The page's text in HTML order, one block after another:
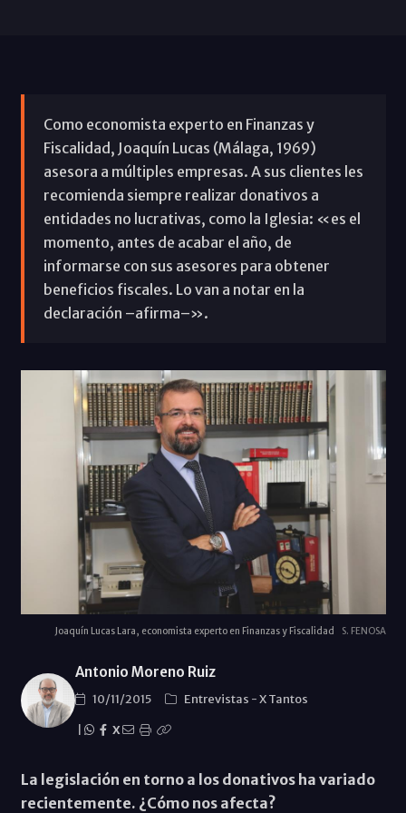
Como economista experto en Finanzas y
Fiscalidad, Joaquín Lucas (Málaga, 1969)
asesora a múltiples empresas. A sus clientes les
recomienda siempre realizar donativos a
entidades no lucrativas, como la Iglesia: «es el
momento, antes de acabar el año, de
informarse con sus asesores para obtener
beneficios fiscales. Lo van a notar en la
declaración –afirma–».
Joaquín Lucas Lara, economista experto en Finanzas y Fiscalidad S. FENOSA
Antonio Moreno Ruiz
10/11/2015 Entrevistas -X Tantos
X
La legislación en torno a los donativos ha variado
recientemente. ¿Cómo nos afecta?